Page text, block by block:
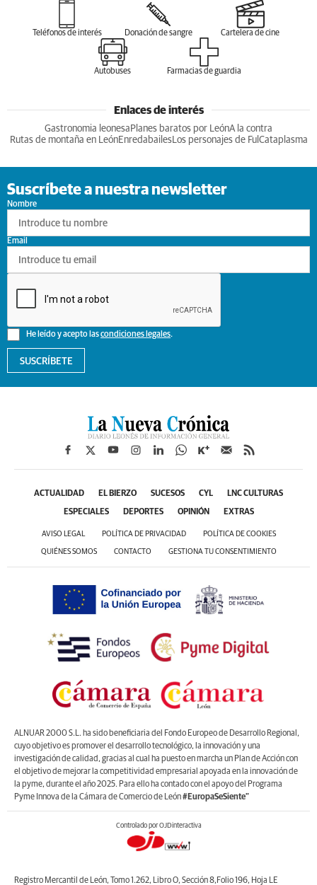
Teléfonos de interés Donación de sangre Cartelera de cine
Autobuses Farmacias de guardia
Enlaces de interés
Gastronomia leonesa Planes baratos por LeónA la contra
Rutas de montaña en LeónEnredabailesLos personajes de Ful Cataplasma
Suscríbete a nuestra newsletter
Nombre
He leído y acepto lascondiciones legales.
Email
SUSCRÍBETE
ACTUALIDAD EL BIERZO SUCESOS CYL LNC CULTURAS
ESPECIALES DEPORTES OPINIÓN EXTRAS
AVISO LEGAL POLÍTICA DE PRIVACIDAD POLÍTICA DE COOKIES
QUIÉNES SOMOS CONTACTO GESTIONA TU CONSENTIMIENTO
ALNUAR 2000 S.L. ha sido beneficiaria del Fondo Europeo de Desarrollo Regional,
cuyo objetivo es promover el desarrollo tecnológico, la innovación y una
investigación de calidad, gracias al cual ha puesto en marcha un Plan de Acción con
el objetivo de mejorar la competitividad empresarial apoyada en la innovación de
la pyme, durante el año 2025. Para ello ha contado con el apoyo del Programa
Pyme Innova de la Cámara de Comercio de León#EuropaSeSiente”
Controlado por OJDinteractiva
Registro Mercantil de León, Tomo 1.262, Libro O, Sección 8,Folio 196, Hoja LE